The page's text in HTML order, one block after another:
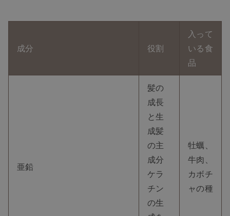
成分 役割
入って
いる食
品
亜鉛
髪の
成長
と生
成髪
の主
成分
ケラ
チン
の生
牡蠣、
牛肉、
カボチ
ャの種